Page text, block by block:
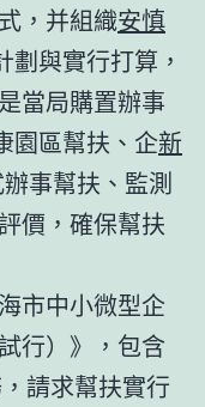
，并組織安慎
劃與實行打算，
當局購置辦事
園區幫扶、企新
事幫扶、監測
價，確保幫扶
市中小微型企
行）》，包含
請求幫扶實行